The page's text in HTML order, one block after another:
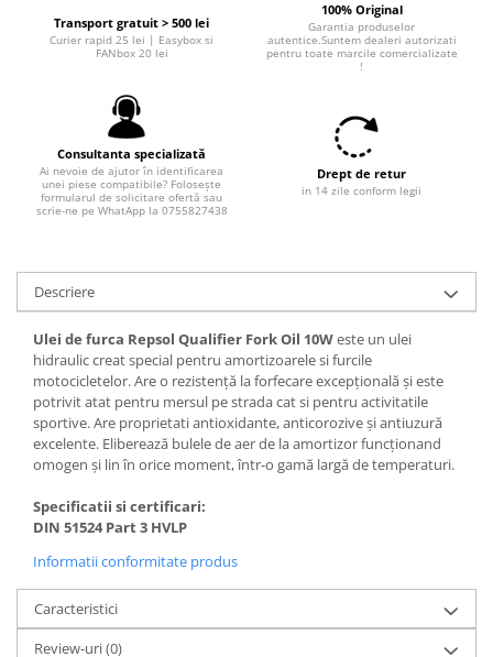
Filtre aditivi
Filtre agent racire
Filtre combustibil
Filtre habitaclu
Filtre epurator
Sistem franare
Placute frana
Discuri frana
Saboti frana
Senzori uzura placute
Tamburi frana
Suport etrier
Distributie
Kit distributie
Transport gratuit > 500 lei
Curier rapid 25 lei | Easybox si
FANbox 20 lei
100% Original
Garantia produselor
autentice.Suntem dealeri autorizati
pentru toate marcile comercializate
!
Consultanta specializată
Ai nevoie de ajutor în identificarea
unei piese compatibile? Folosește
formularul de solicitare ofertă sau
scrie-ne pe WhatApp la 0755827438
Drept de retur
in 14 zile conform legii
Descriere
Ulei de furca Repsol Qualifier Fork Oil 10Weste un ulei
hidraulic creat special pentru amortizoarele si furcile
motocicletelor. Are o rezistență la forfecare excepțională și este
potrivit atat pentru mersul pe strada cat si pentru activitatile
sportive. Are proprietati antioxidante, anticorozive și antiuzură
excelente. Eliberează bulele de aer de la amortizor funcționand
omogen și lin în orice moment, într-o gamă largă de temperaturi.
Specificatii si certificari:
DIN 51524 Part 3 HVLP
Informatii conformitate produs
Caracteristici
Review-uri(0)